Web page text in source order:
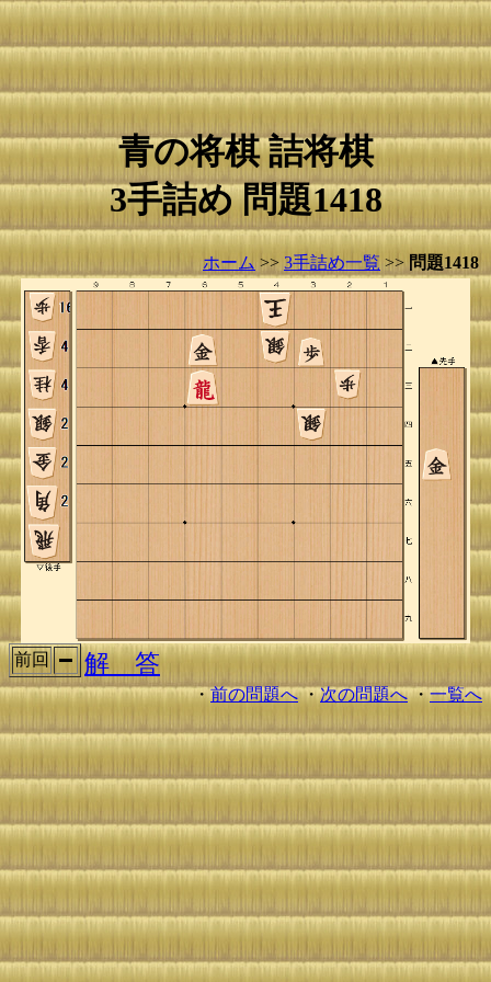
青の将棋 詰将棋
3手詰め 問題1418
ホーム >> 3手詰め一覧 >> 問題1418
前回 解 答
・前の問題へ・次の問題へ・一覧へ